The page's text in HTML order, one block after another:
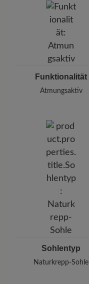
Funktionalität
Atmungsaktiv
Sohlentyp
Naturkrepp-Sohle